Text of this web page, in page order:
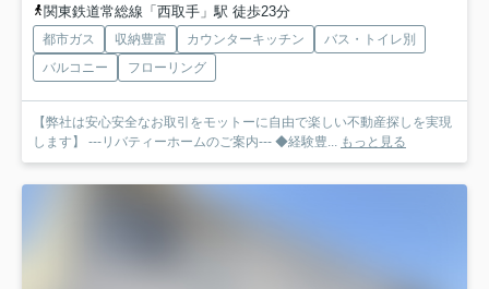
関東鉄道常総線「西取手」駅 徒歩23分
都市ガス 収納豊富 カウンターキッチン
バス・トイレ別
バルコニー
フローリング
【弊社は安心安全なお取引をモットーに自由で楽しい不動産探しを実現
します】 ---リバティーホームのご案内--- ◆経験豊... もっと見る